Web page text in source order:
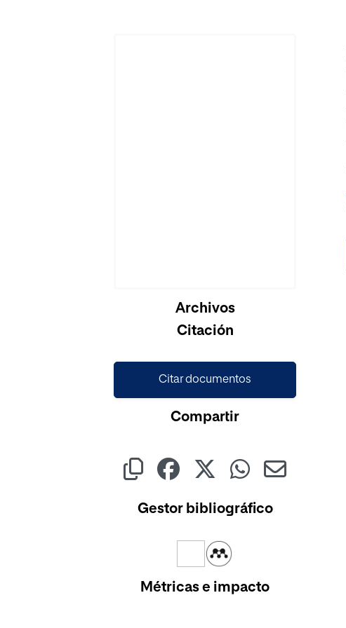
Archivos
Citación
Citar documentos
Compartir
Gestor bibliográfico
Métricas e impacto